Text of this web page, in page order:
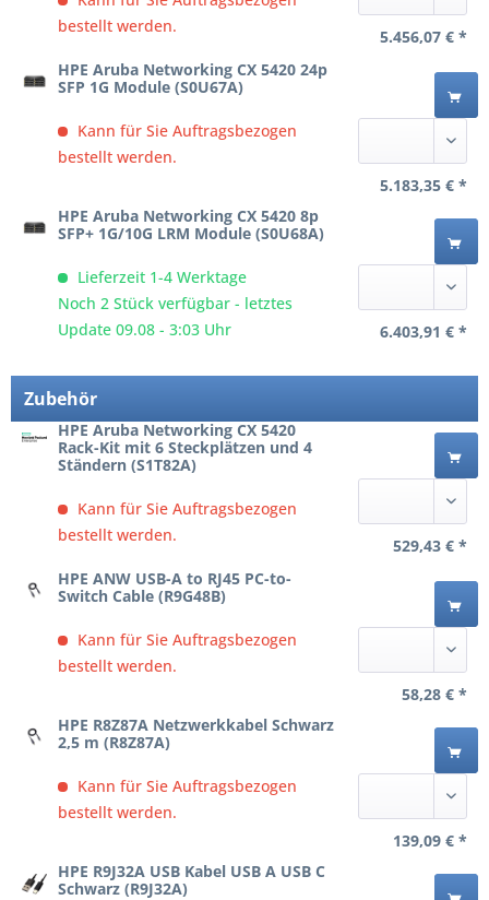
bestellt werden.
5.456,07 € *
HPE Aruba Networking CX 5420 24p
SFP 1G Module (S0U67A)
Kann für Sie Auftragsbezogen
bestellt werden.
5.183,35 € *
HPE Aruba Networking CX 5420 8p
SFP+ 1G/10G LRM Module (S0U68A)
Lieferzeit 1-4 Werktage
Noch 2 Stück verfügbar - letztes
Update 09.08 - 3:03 Uhr
6.403,91 € *
Zubehör
HPE Aruba Networking CX 5420
Rack-Kit mit 6 Steckplätzen und 4
Ständern (S1T82A)
Kann für Sie Auftragsbezogen
bestellt werden.
529,43 € *
HPE ANW USB-A to RJ45 PC-to-
Switch Cable (R9G48B)
Kann für Sie Auftragsbezogen
bestellt werden.
58,28 € *
HPE R8Z87A Netzwerkkabel Schwarz
2,5 m (R8Z87A)
Kann für Sie Auftragsbezogen
bestellt werden.
139,09 € *
HPE R9J32A USB Kabel USB A USB C
Schwarz (R9J32A)